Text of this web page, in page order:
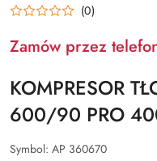
(0)
Zamów przez
KOMPRESOR
600/90 PRO
Symbol: AP 360670